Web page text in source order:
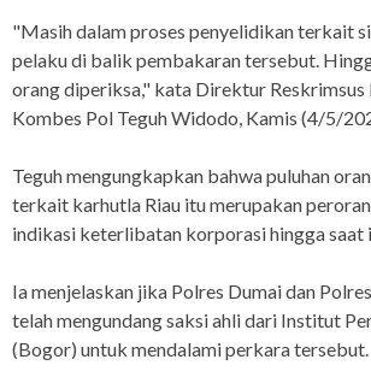
"Masih dalam proses penyelidikan terkait
pelaku di balik pembakaran tersebut.
orang diperiksa," kata Direktur Reskrimsus
Kombes Pol Teguh Widodo, Kamis (4/5/
Teguh mengungkapkan bahwa puluhan
terkait karhutla Riau itu merupakan
indikasi keterlibatan korporasi hingga saat
Ia menjelaskan jika Polres Dumai dan
telah mengundang saksi ahli dari Institut
(Bogor) untuk mendalami perkara tersebut.